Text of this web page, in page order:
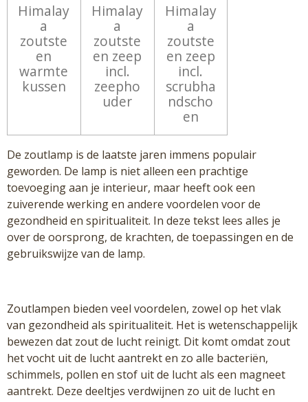
Himalay
a
zoutste
en
warmte
kussen
Himalay
a
zoutste
en zeep
incl.
zeepho
uder
Himalay
a
zoutste
en zeep
incl.
scrubha
ndscho
en
De zoutlamp is de laatste jaren immens populair
geworden. De lamp is niet alleen een prachtige
toevoeging aan je interieur, maar heeft ook een
zuiverende werking en andere voordelen voor de
gezondheid en spiritualiteit. In deze tekst lees alles je
over de oorsprong, de krachten, de toepassingen en de
gebruikswijze van de lamp.
Zoutlampen bieden veel voordelen, zowel op het vlak
van gezondheid als spiritualiteit. Het is wetenschappelijk
bewezen dat zout de lucht reinigt. Dit komt omdat zout
het vocht uit de lucht aantrekt en zo alle bacteriën,
schimmels, pollen en stof uit de lucht als een magneet
aantrekt. Deze deeltjes verdwijnen zo uit de lucht en